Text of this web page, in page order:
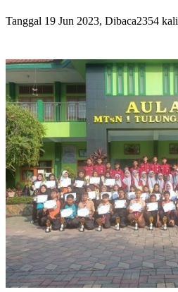
Tanggal 19 Jun 2023, Dibaca2354 kali